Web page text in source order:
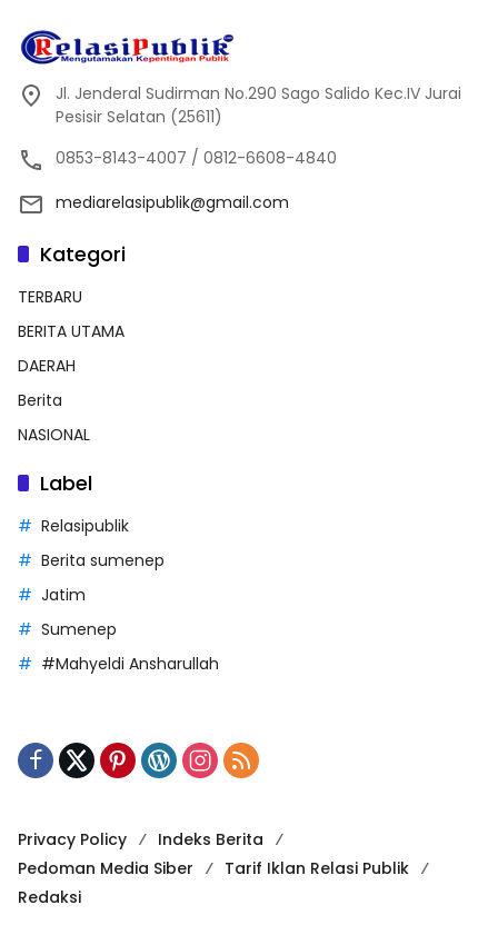
Jl. Jenderal Sudirman No.290 Sago Salido Kec.IV Jurai
Pesisir Selatan (25611)
0853-8143-4007 / 0812-6608-4840
mediarelasipublik@gmail.com
Kategori
TERBARU
BERITA UTAMA
DAERAH
Berita
NASIONAL
Label
Relasipublik
Berita sumenep
Jatim
Sumenep
#Mahyeldi Ansharullah
Privacy Policy
Indeks Berita
Pedoman Media Siber
Tarif Iklan Relasi Publik
Redaksi